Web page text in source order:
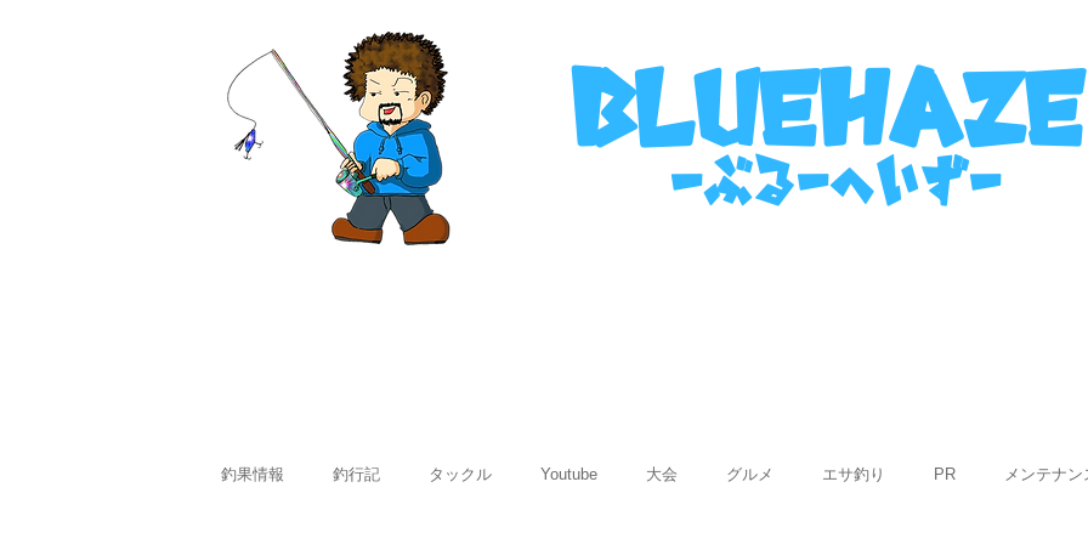
bluehaze
​－ぶるーへいずー
釣果情報 釣行記 タックル Youtube 大会 グルメ エサ釣り PR メンテナン